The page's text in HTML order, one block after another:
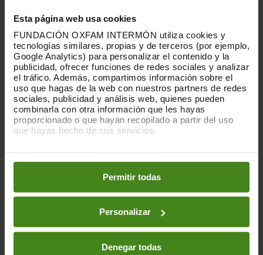
Esta página web usa cookies
FUNDACIÓN OXFAM INTERMÓN utiliza cookies y
tecnologías similares, propias y de terceros (por ejemplo,
Google Analytics) para personalizar el contenido y la
publicidad, ofrecer funciones de redes sociales y analizar
el tráfico. Además, compartimos información sobre el
uso que hagas de la web con nuestros partners de redes
sociales, publicidad y análisis web, quienes pueden
combinarla con otra información que les hayas
proporcionado o que hayan recopilado a partir del uso
que hayas hecho de sus servicios.
preferencias accediendo a nuestraPolítica de Cookieso
en los botones facilitados a continuación:
Permitir todas
Personalizar
Denegar todas
Guatemala
, el año pasado ya 1 de cada 2 niños y